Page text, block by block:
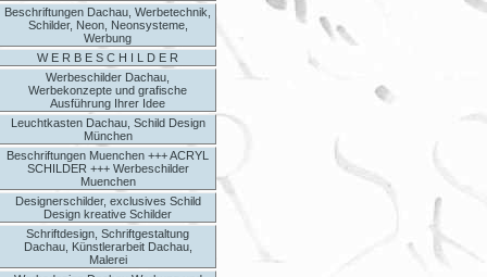
Beschriftungen Dachau, Werbetechnik,
Schilder, Neon, Neonsysteme,
Werbung
W E R B E S C H I L D E R
Werbeschilder Dachau,
Werbekonzepte und grafische
Ausführung Ihrer Idee
Leuchtkasten Dachau, Schild Design
München
Beschriftungen Muenchen +++ ACRYL
SCHILDER +++ Werbeschilder
Muenchen
Designerschilder, exclusives Schild
Design kreative Schilder
Schriftdesign, Schriftgestaltung
Dachau, Künstlerarbeit Dachau,
Malerei